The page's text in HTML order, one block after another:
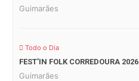
Guimarães
Todo o Dia
FEST’IN FOLK CORREDOURA 2026
Guimarães